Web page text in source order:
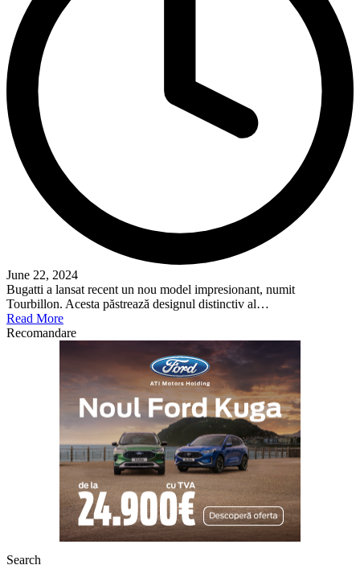
June 22, 2024
Bugatti a lansat recent un nou model impresionant, numit
Tourbillon. Acesta păstrează designul distinctiv al…
Read More
Recomandare
Search